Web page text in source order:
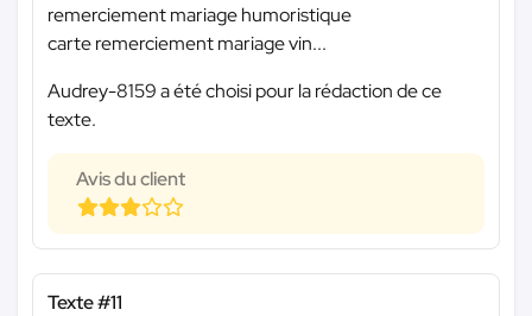
remerciement mariage humoristique
carte remerciement mariage vin...
Audrey-8159 a été choisi pour la rédaction de ce
texte.
Avis du client
Texte #11